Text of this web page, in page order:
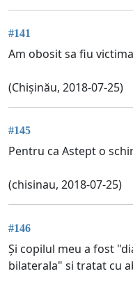
#141
Am obosit sa fiu victima
(Chișinău, 2018-07-25)
#145
Pentru ca Astept o
(chisinau, 2018-07-25)
#146
Și copilul meu a fost
bilaterala" si tratat cu